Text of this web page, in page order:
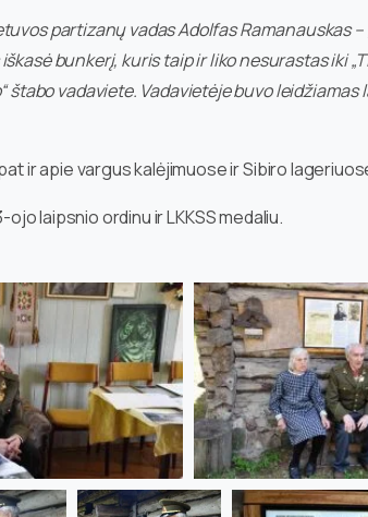
partizanų vadas Adolfas Ramanauskas –
bunkerį, kuris taip ir liko nesurastas iki
štabo vadaviete. Vadavietėje buvo leidžiamas
ir apie vargus kalėjimuose ir Sibiro
laipsnio ordinu ir LKKSS medaliu.